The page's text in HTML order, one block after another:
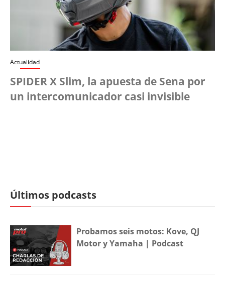
Actualidad
SPIDER X Slim, la apuesta de Sena por
un intercomunicador casi invisible
Últimos podcasts
Probamos seis motos: Kove, QJ
Motor y Yamaha | Podcast